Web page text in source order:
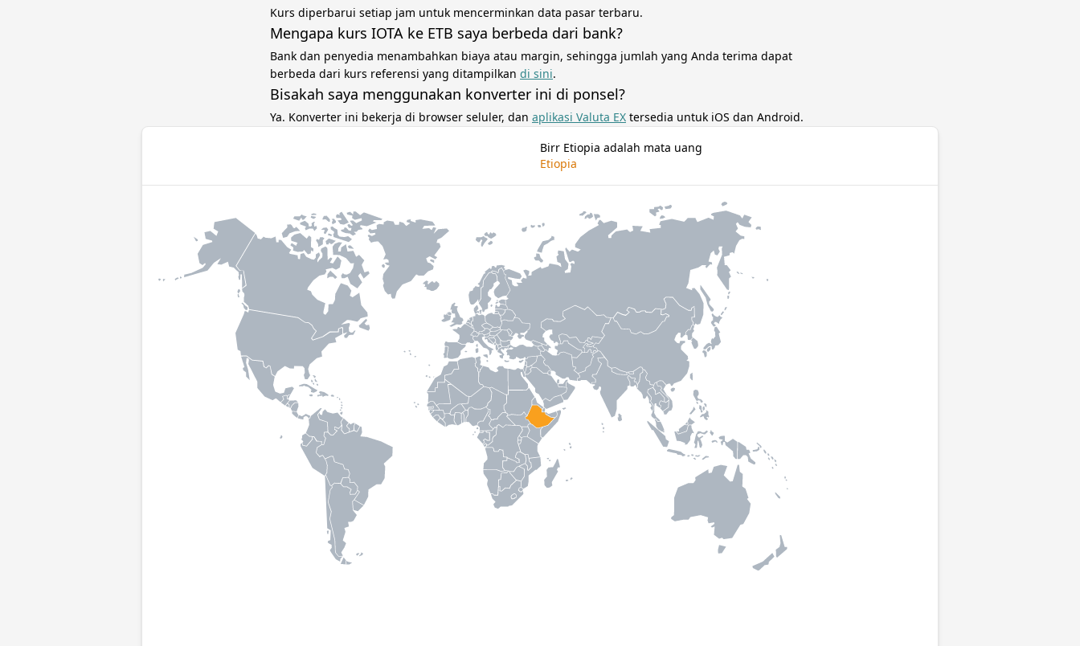
Kurs diperbarui setiap jam untuk mencerminkan data pasar terbaru.
Mengapa kurs IOTA ke ETB saya berbeda dari bank?
Bank dan penyedia menambahkan biaya atau margin, sehingga jumlah yang Anda terima dapat
berbeda dari kurs referensi yang ditampilkan di sini.
Bisakah saya menggunakan konverter ini di ponsel?
Ya. Konverter ini bekerja di browser seluler, dan aplikasi Valuta EX tersedia untuk iOS dan Android.
Birr Etiopia adalah mata uang
Etiopia